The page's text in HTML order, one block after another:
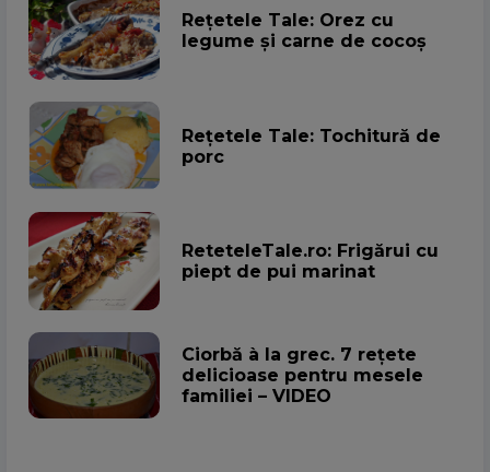
Rețetele Tale: Orez cu
legume și carne de cocoș
Rețetele Tale: Tochitură de
porc
ReteteleTale.ro: Frigărui cu
piept de pui marinat
Ciorbă à la grec. 7 rețete
delicioase pentru mesele
familiei – VIDEO